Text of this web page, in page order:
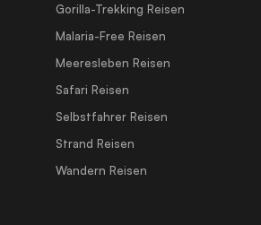
Gorilla-Trekking Reisen
Malaria-Free Reisen
Meeresleben Reisen
Safari Reisen
Selbstfahrer Reisen
Strand Reisen
Wandern Reisen